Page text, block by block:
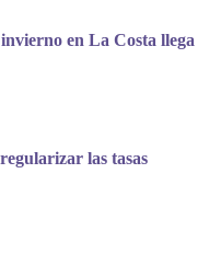
en La Costa llega
las tasas